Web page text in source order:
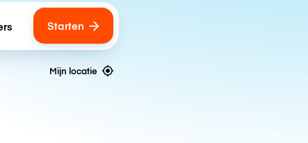
Starten
Mijn locatie